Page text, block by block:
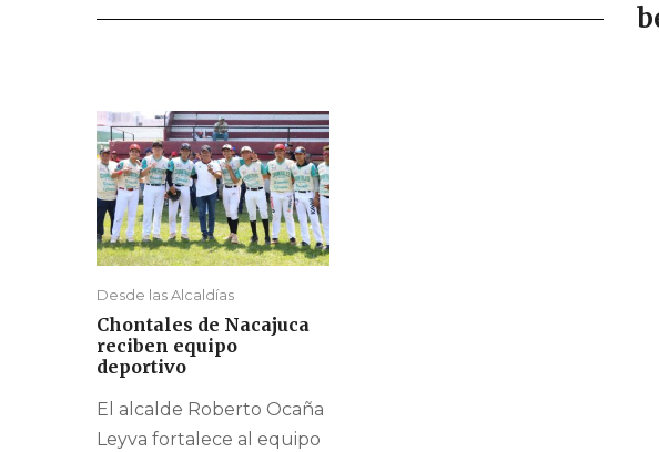
Desde las Alcaldías
Chontales de Nacajuca
reciben equipo
deportivo
El alcalde Roberto Ocaña
Leyva fortalece al equipo